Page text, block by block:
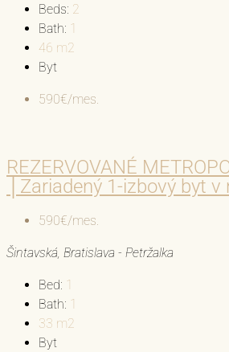
Beds: 2
Bath: 1
46 m2
Byt
590€/mes.
REZERVOVANÉ
│Zariadený 1-izbový byt
590€/mes.
Šintavská, Bratislava - Petržalka
Bed: 1
Bath: 1
33 m2
Byt